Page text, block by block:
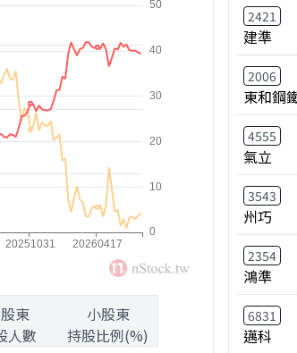
東
人數
小股東
持股比例(%)
2421
建準
2006
東和鋼
4555
氣立
3543
州巧
2354
鴻準
6831
邁科